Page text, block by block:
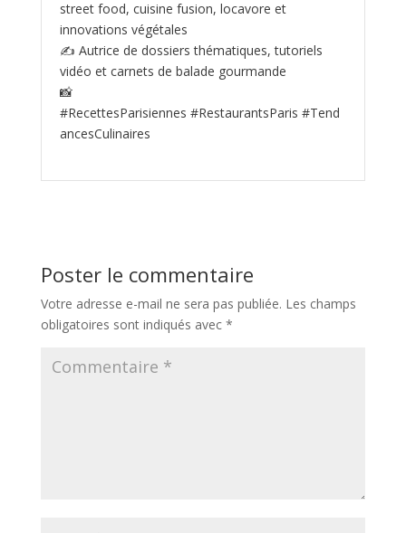
street food, cuisine fusion, locavore et
innovations végétales
✍️ Autrice de dossiers thématiques, tutoriels
vidéo et carnets de balade gourmande
📸
#RecettesParisiennes #RestaurantsParis #Tend
ancesCulinaires
Poster le commentaire
Votre adresse e-mail ne sera pas publiée. Les champs
obligatoires sont indiqués avec *